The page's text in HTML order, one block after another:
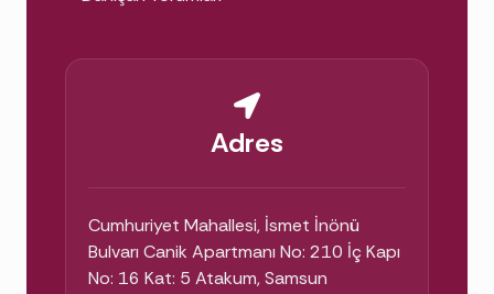
Samsun'da Doğru Psikoloğu Nasıl
travma, ilişki)? Yüz yüze mi online mı
görüşmek istiyorsunuz? Ardından:
Adres
Cumhuriyet Mahallesi, İsmet İnönü
Bulvarı Canik Apartmanı No: 210 İç Kapı
No: 16 Kat: 5 Atakum, Samsun